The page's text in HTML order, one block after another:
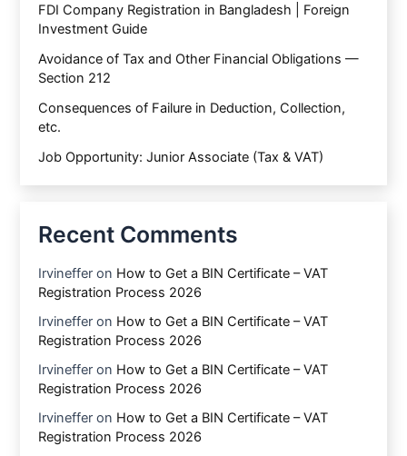
FDI Company Registration in Bangladesh | Foreign
Investment Guide
Avoidance of Tax and Other Financial Obligations —
Section 212
Consequences of Failure in Deduction, Collection,
etc.
Job Opportunity: Junior Associate (Tax & VAT)
Recent Comments
Irvineffer on How to Get a BIN Certificate – VAT
Registration Process 2026
Irvineffer on How to Get a BIN Certificate – VAT
Registration Process 2026
Irvineffer on How to Get a BIN Certificate – VAT
Registration Process 2026
Irvineffer on How to Get a BIN Certificate – VAT
Registration Process 2026